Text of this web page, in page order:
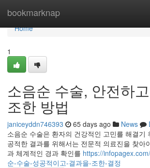
bookmarknap
Home
Home
1
소음순 수술, 안전하
조한 방법
janiceyddn746393 65 days ago News
소음순 수술은 환자의 건강적인 고민를 해결기
공적한 결과를 위해서는 전문적 의료진을 찾아
과 체계적인 경과 확인를 https://
순-수술-성공적이고-결과을-조한-결정